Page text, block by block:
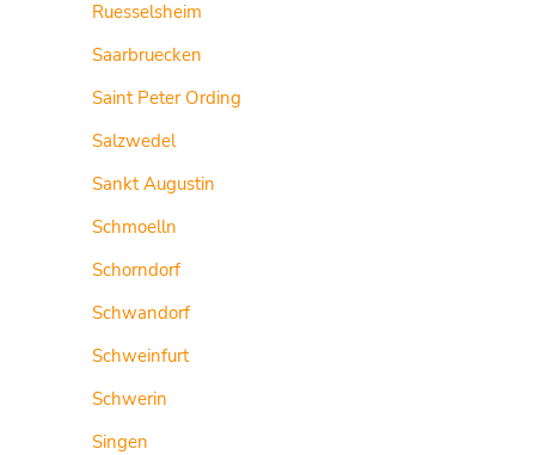
Ruesselsheim
Saarbruecken
Saint Peter Ording
Salzwedel
Sankt Augustin
Schmoelln
Schorndorf
Schwandorf
Schweinfurt
Schwerin
Singen